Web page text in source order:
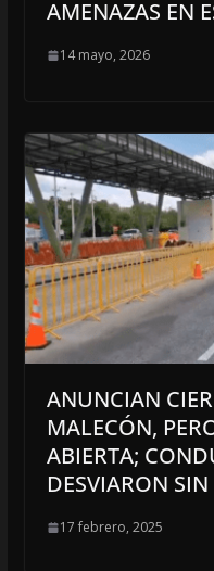
AMENAZAS EN
14 mayo, 2026
ANUNCIAN
MALECÓN,
ABIERTA;
DESVIARON
17 febrero, 2025